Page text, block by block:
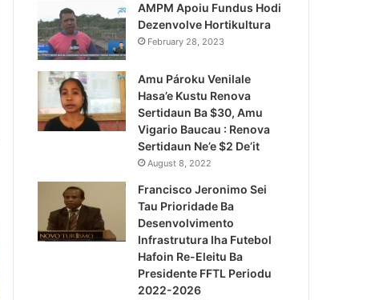
AMPM Apoiu Fundus Hodi
Dezenvolve Hortikultura
February 28, 2023
Amu Pároku Venilale
Hasa’e Kustu Renova
Sertidaun Ba $30, Amu
Vigario Baucau : Renova
Sertidaun Ne’e $2 De’it
August 8, 2022
Francisco Jeronimo Sei
Tau Prioridade Ba
Desenvolvimento
Infrastrutura Iha Futebol
Hafoin Re-Eleitu Ba
Presidente FFTL Periodu
2022-2026